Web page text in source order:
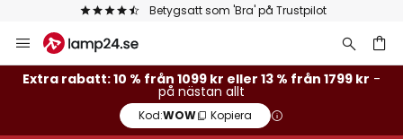
Betygsatt som 'Bra' på Trustpilot
Hoppa
till
innehållet
Extra rabatt: 10 % från 1099 kr eller 13 % från 1799 kr -
på nästan allt
Kod:WOW Kopiera